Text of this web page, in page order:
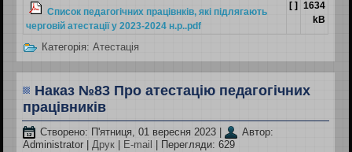
Список педагогічних працівнків, які підлягають
черговій атестації у 2023-2024 н.р..pdf
[ ]
1634
kB
Категорія:Атестація
Наказ №83 Про атестацію педагогічних
працівників
Створено: П'ятниця, 01 вересня 2023
Автор:
Administrator |Друк E-mail
| Перегляди: 629